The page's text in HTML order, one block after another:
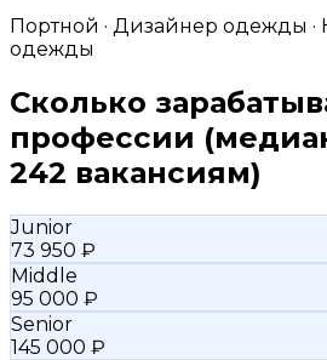
Портной · Дизайнер одежды ·
одежды
Сколько
профессии
242 вакансиям)
Junior
73 950 ₽
Middle
95 000 ₽
Senior
145 000 ₽